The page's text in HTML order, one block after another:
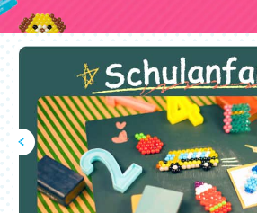
Was sind Aquabeads?
Filme
FAQ